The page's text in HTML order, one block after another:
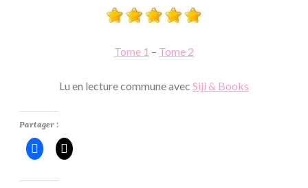
Tome 1 – Tome 2
Lu en lecture commune avec Siji & Books
Partager :